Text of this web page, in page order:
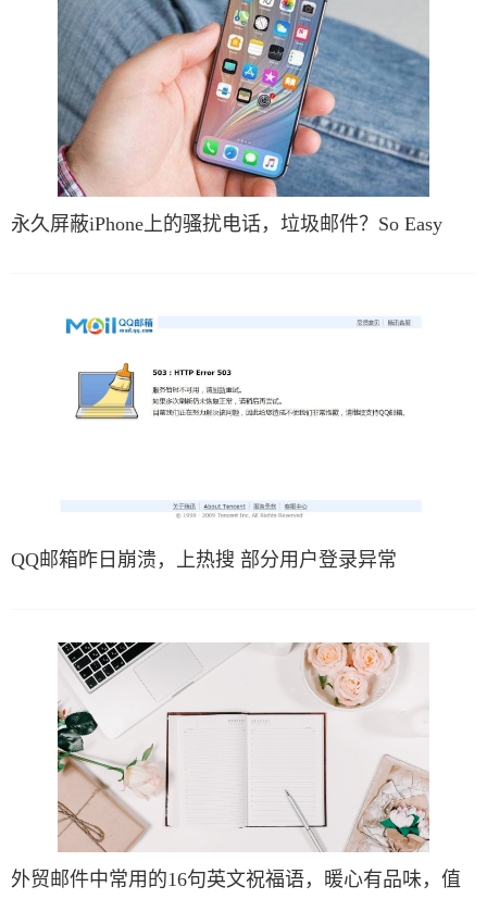
永久屏蔽iPhone上的骚扰电话，垃圾邮件？So Easy
QQ邮箱昨日崩溃，上热搜 部分用户登录异常
外贸邮件中常用的16句英文祝福语，暖心有品味，值